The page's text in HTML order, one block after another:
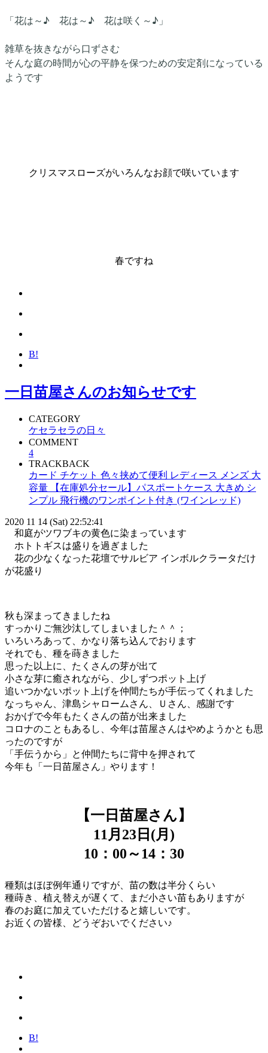
「花は～♪ 花は～♪ 花は咲く～♪」
雑草を抜きながら口ずさむ
そんな庭の時間が心の平静を保つための安定剤になっている
ようです
クリスマスローズがいろんなお顔で咲いています
春ですね
B!
一日苗屋さんのお知らせです
CATEGORY
ケセラセラの日々
COMMENT
4
TRACKBACK
カード チケット 色々挟めて便利 レディース メンズ 大
容量 【在庫処分セール】パスポートケース 大きめ シ
ンプル 飛行機のワンポイント付き (ワインレッド)
2020 11 14 (Sat) 22:52:41
和庭がツワブキの黄色に染まっています
ホトトギスは盛りを過ぎました
花の少なくなった花壇でサルビア インボルクラータだけ
が花盛り
秋も深まってきましたね
すっかりご無沙汰してしまいました＾＾；
いろいろあって、かなり落ち込んでおります
それでも、種を蒔きました
思った以上に、たくさんの芽が出て
小さな芽に癒されながら、少しずつポット上げ
追いつかないポット上げを仲間たちが手伝ってくれました
なっちゃん、津島シャロームさん、Ｕさん、感謝です
おかげで今年もたくさんの苗が出来ました
コロナのこともあるし、今年は苗屋さんはやめようかとも思
ったのですが
「手伝うから」と仲間たちに背中を押されて
今年も「一日苗屋さん」やります！
【一日苗屋さん】
11月23日(月)
10：00～14：30
種類はほぼ例年通りですが、苗の数は半分くらい
種蒔き、植え替えが遅くて、まだ小さい苗もありますが
春のお庭に加えていただけると嬉しいです。
お近くの皆様、どうぞおいでください♪
B!